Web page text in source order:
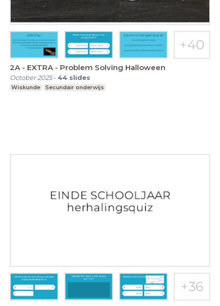
2A - EXTRA - Problem Solving Halloween
October 2025- 44 slides
Wiskunde Secundair onderwijs